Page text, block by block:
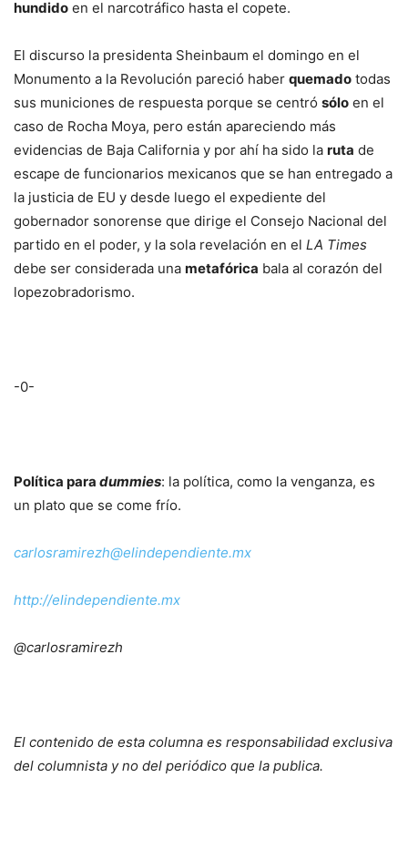
hundido en el narcotráfico hasta el copete.
El discurso la presidenta Sheinbaum el domingo en el
Monumento a la Revolución pareció haber quemado todas
sus municiones de respuesta porque se centró sólo en el
caso de Rocha Moya, pero están apareciendo más
evidencias de Baja California y por ahí ha sido la ruta de
escape de funcionarios mexicanos que se han entregado a
la justicia de EU y desde luego el expediente del
gobernador sonorense que dirige el Consejo Nacional del
partido en el poder, y la sola revelación en el LA Times
debe ser considerada una metafórica bala al corazón del
lopezobradorismo.
-0-
Política para dummies: la política, como la venganza, es
un plato que se come frío.
carlosramirezh@elindependiente.mx
http://elindependiente.mx
@carlosramirezh
El contenido de esta columna es responsabilidad exclusiva
del columnista y no del periódico que la publica.